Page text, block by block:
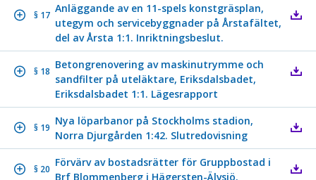
§ 17
Anläggande av en 11-spels konstgräsplan,
utegym och servicebyggnader på Årstafältet,
del av Årsta 1:1. Inriktningsbeslut.
§ 18
Betongrenovering av maskinutrymme och
sandfilter på uteläktare, Eriksdalsbadet,
Eriksdalsbadet 1:1. Lägesrapport
§ 19
Nya löparbanor på Stockholms stadion,
Norra Djurgården 1:42. Slutredovisning
§ 20
Förvärv av bostadsrätter för Gruppbostad i
Brf Blommenberg i Hägersten-Älvsjö.